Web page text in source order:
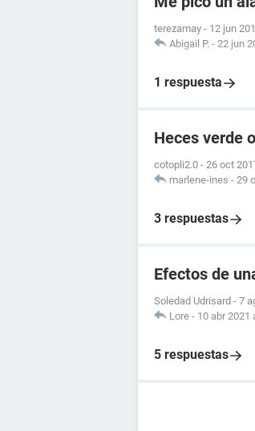
terezamay - 12 jun
Abigail P. - 22 jun
1 respuesta
Heces verde
cotopli2.0 - 26 oct
marlene-ines - 29
3 respuestas
Efectos de
Soledad Udrisard - 7
Lore - 10 abr 2021
5 respuestas